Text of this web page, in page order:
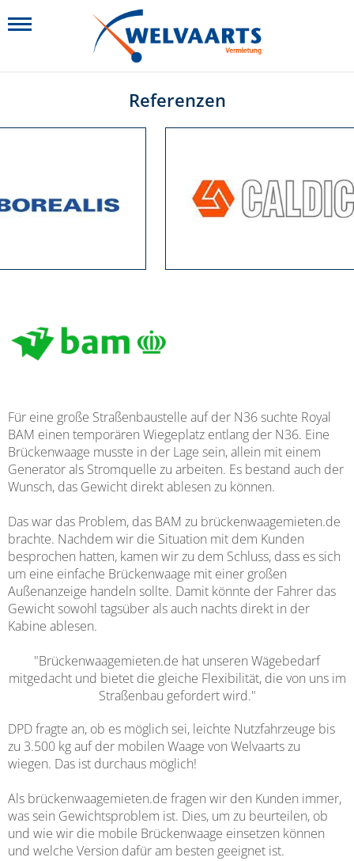
Referenzen
Für eine große Straßenbaustelle auf der N36 suchte Royal
BAM einen temporären Wiegeplatz entlang der N36. Eine
Brückenwaage musste in der Lage sein, allein mit einem
Generator als Stromquelle zu arbeiten. Es bestand auch der
Wunsch, das Gewicht direkt ablesen zu können.
Das war das Problem, das BAM zu brückenwaagemieten.de
brachte. Nachdem wir die Situation mit dem Kunden
besprochen hatten, kamen wir zu dem Schluss, dass es sich
um eine einfache Brückenwaage mit einer großen
Außenanzeige handeln sollte. Damit könnte der Fahrer das
Gewicht sowohl tagsüber als auch nachts direkt in der
Kabine ablesen.
"Brückenwaagemieten.de hat unseren Wägebedarf
mitgedacht und bietet die gleiche Flexibilität, die von uns im
Straßenbau gefordert wird."
DPD fragte an, ob es möglich sei, leichte Nutzfahrzeuge bis
zu 3.500 kg auf der mobilen Waage von Welvaarts zu
wiegen. Das ist durchaus möglich!
Als brückenwaagemieten.de fragen wir den Kunden immer,
was sein Gewichtsproblem ist. Dies, um zu beurteilen, ob
und wie wir die mobile Brückenwaage einsetzen können
und welche Version dafür am besten geeignet ist.